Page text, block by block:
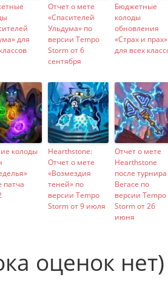
для
Отчет о мете
«Спасителей
Ульдума» по
версии Tempo
Storm от 6
сентября
Бюджетные
колоды
обновления
«Страх и прах»
для всех
колоды
патча
Hearthstone:
Отчет о мете
«Возмездия
теней» по
версии Tempo
Storm от 9 июля
Отчет о мете
Hearthstone
после
Вегасе по
версии Tempo
Storm от 26
июня
оценок нет)